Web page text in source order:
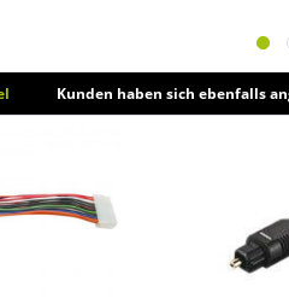
Kunden haben sich ebenfalls